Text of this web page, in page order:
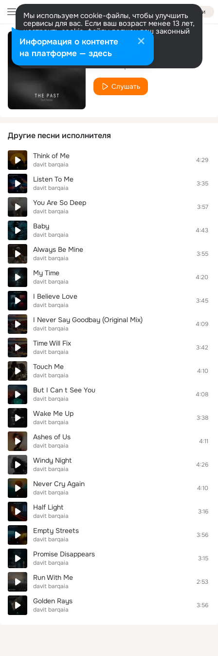
Войти
Мы используем cookie-файлы, чтобы улучшить
сервисы для вас. Если ваш возраст менее 13 лет,
настроить cookie-файлы должен ваш законный
представитель. Больше информации
Разрешить все Настроить
The Past
davit barqaia
Слушать
Другие песни исполнителя
Think of Me
davit barqaia
4:29
Listen To Me
davit barqaia
3:35
You Are So Deep
davit barqaia
3:57
Baby
davit barqaia
4:43
Always Be Mine
davit barqaia
3:55
My Time
davit barqaia
4:20
I Believe Love
davit barqaia
3:45
I Never Say Goodbay (Original Mix)
davit barqaia
4:09
Time Will Fix
davit barqaia
3:42
Touch Me
davit barqaia
4:10
But I Can t See You
davit barqaia
4:08
Wake Me Up
davit barqaia
3:38
Ashes of Us
davit barqaia
4:11
Windy Night
davit barqaia
4:26
Never Cry Again
davit barqaia
4:10
Half Light
davit barqaia
3:16
Empty Streets
davit barqaia
3:56
Promise Disappears
davit barqaia
3:15
Run With Me
davit barqaia
2:53
Golden Rays
davit barqaia
3:56
Информация о контенте
на платформе — здесь